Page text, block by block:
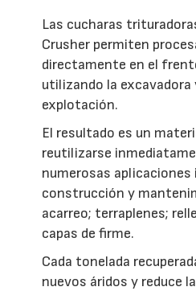
Las cucharas
Crusher permiten
directamente en el
utilizando la excavadora
explotación.
El resultado es un
reutilizarse
numerosas aplicaciones
construcción y
acarreo; terraplenes;
capas de firme.
Cada tonelada
nuevos áridos y reduce